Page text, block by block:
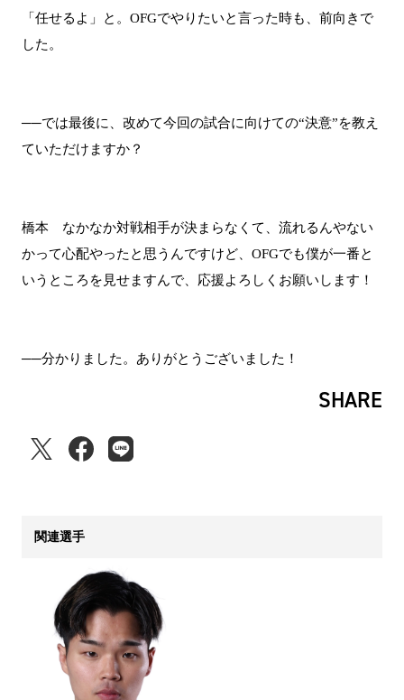
「任せるよ」と。OFGでやりたいと言った時も、前向きで
した。
──では最後に、改めて今回の試合に向けての“決意”を教え
ていただけますか？
橋本 なかなか対戦相手が決まらなくて、流れるんやない
かって心配やったと思うんですけど、OFGでも僕が一番と
いうところを見せますんで、応援よろしくお願いします！
──分かりました。ありがとうございました！
SHARE
関連選手